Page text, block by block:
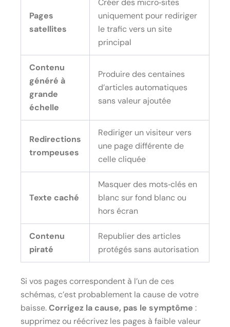
Pages
satellites
uniquement pour rediriger
le trafic vers un site
principal
Contenu
généré à
grande
échelle
Produire des centaines
d’articles automatiques
sans valeur ajoutée
Redirections
trompeuses
Rediriger un visiteur vers
une page différente de
celle cliquée
Texte caché
Masquer des mots‑clés en
blanc sur fond blanc ou
hors écran
Contenu
piraté
Republier des articles
protégés sans autorisation
Si vos pages correspondent à l’un de ces
schémas, c’est probablement la cause de votre
baisse.Corrigez la cause, pas le symptôme :
supprimez ou réécrivez les pages à faible valeur